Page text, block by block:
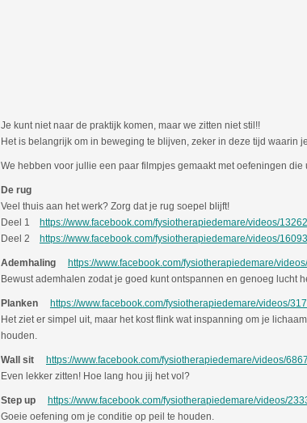
Je kunt niet naar de praktijk komen, maar we zitten niet stil!!
Het is belangrijk om in beweging te blijven, zeker in deze tijd waarin
We hebben voor jullie een paar filmpjes gemaakt met oefeningen die
De rug
Veel thuis aan het werk? Zorg dat je rug soepel blijft!
Deel 1
https://www.facebook.com/fysiotherapiedemare/videos/
Deel 2
https://www.facebook.com/fysiotherapiedemare/videos/
Ademhaling
https://www.facebook.com/fysiotherapiedemare/
Bewust ademhalen zodat je goed kunt ontspannen en genoeg lucht
Planken https://www.facebook.com/fysiotherapiedemare/videos/
Het ziet er simpel uit, maar het kost flink wat inspanning om je
houden.
Wall sit
https://www.facebook.com/fysiotherapiedemare/videos/
Even lekker zitten! Hoe lang hou jij het vol?
Step up
https://www.facebook.com/fysiotherapiedemare/videos/
Goeie oefening om je conditie op peil te houden.